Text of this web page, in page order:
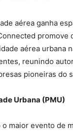
aérea ganha
promove
aérea urbana
reunindo
pioneiras do
Urbana (PMU)
maior evento de